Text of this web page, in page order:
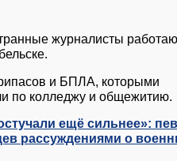
журналисты
и БПЛА, которыми
по колледжу и общежитию.
ещё сильнее»:
рассуждениями о